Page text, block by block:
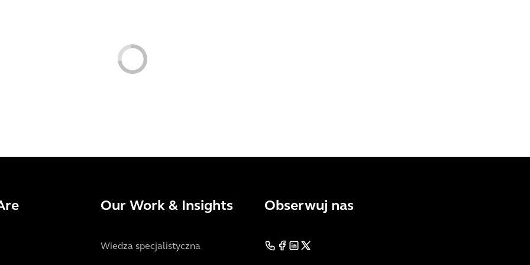
Our Work & Insights
Wiedza specjalistyczna
Obserwuj nas